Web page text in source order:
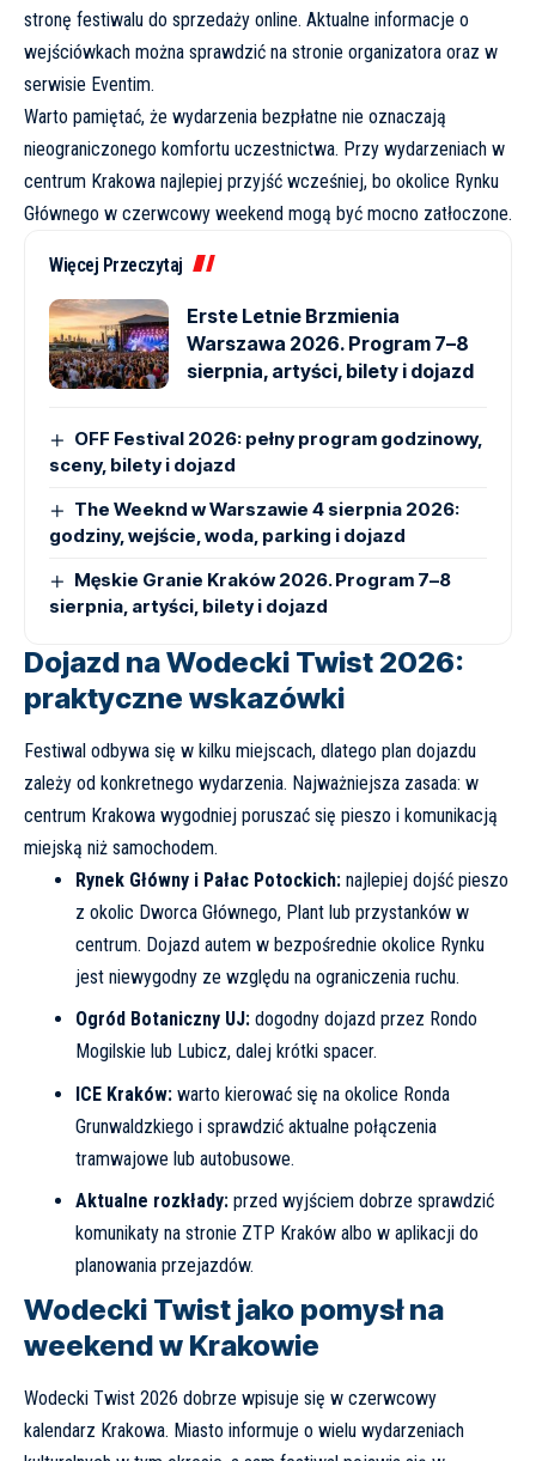
stronę festiwalu do sprzedaży online. Aktualne informacje o
wejściówkach można sprawdzić na stronie organizatora oraz w
serwisie Eventim.
Warto pamiętać, że wydarzenia bezpłatne nie oznaczają
nieograniczonego komfortu uczestnictwa. Przy wydarzeniach w
centrum Krakowa najlepiej przyjść wcześniej, bo okolice Rynku
Głównego w czerwcowy weekend mogą być mocno zatłoczone.
Więcej Przeczytaj
Erste Letnie Brzmienia
Warszawa 2026. Program 7–8
sierpnia, artyści, bilety i dojazd
OFF Festival 2026: pełny program godzinowy,
sceny, bilety i dojazd
The Weeknd w Warszawie 4 sierpnia 2026:
godziny, wejście, woda, parking i dojazd
Męskie Granie Kraków 2026. Program 7–8
sierpnia, artyści, bilety i dojazd
Dojazd na Wodecki Twist 2026:
praktyczne wskazówki
Festiwal odbywa się w kilku miejscach, dlatego plan dojazdu
zależy od konkretnego wydarzenia. Najważniejsza zasada: w
centrum Krakowa wygodniej poruszać się pieszo i komunikacją
miejską niż samochodem.
Rynek Główny i Pałac Potockich:najlepiej dojść pieszo
z okolic Dworca Głównego, Plant lub przystanków w
centrum. Dojazd autem w bezpośrednie okolice Rynku
jest niewygodny ze względu na ograniczenia ruchu.
Ogród Botaniczny UJ:dogodny dojazd przez Rondo
Mogilskie lub Lubicz, dalej krótki spacer.
ICE Kraków:warto kierować się na okolice Ronda
Grunwaldzkiego i sprawdzić aktualne połączenia
tramwajowe lub autobusowe.
Aktualne rozkłady:przed wyjściem dobrze sprawdzić
komunikaty na stronie ZTP Krakówalbo w aplikacji do
planowania przejazdów.
Wodecki Twist jako pomysł na
weekend w Krakowie
Wodecki Twist 2026 dobrze wpisuje się w czerwcowy
kalendarz Krakowa. Miasto informuje o wielu wydarzeniach